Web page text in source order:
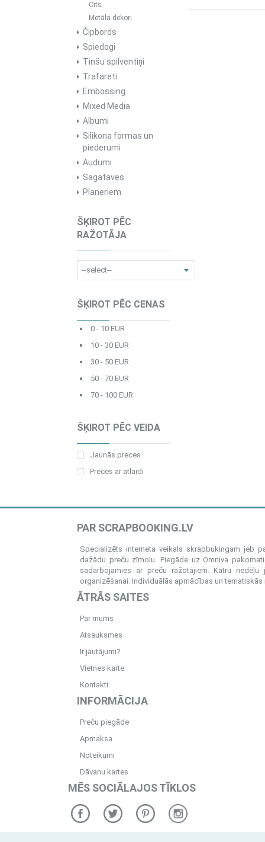
Cits
Metāla dekori
Čipbords
Spiedogi
Tinšu spilventiņi
Trafareti
Embossing
Mixed Media
Albumi
Silikona formas un
piederumi
Audumi
Sagataves
Planeriem
ŠĶIROT PĒC
RAŽOTĀJA
ŠĶIROT PĒC CENAS
0 - 10 EUR
10 - 30 EUR
30 - 50 EUR
50 - 70 EUR
70 - 100 EUR
ŠĶIROT PĒC VEIDA
Jaunās preces
Preces ar atlaidi
PAR SCRAPBOOKING.LV
Specializēts interneta veikals skrapbukingam jeb
dažādu preču zīmolu. Piegāde uz Omniva
sadarbojamies ar preču ražotājiem. Katru
organizēšanai. Individuālās apmācības un
ĀTRĀS SAITES
Par mums
Atsauksmes
Ir jautājumi?
Vietnes karte
Kontakti
INFORMĀCIJA
Preču piegāde
Apmaksa
Noteikumi
Dāvanu kartes
MĒS SOCIĀLAJOS TĪKLOS